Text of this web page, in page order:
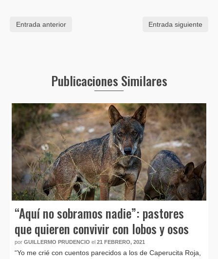
Entrada anterior Entrada siguiente
Publicaciones Similares
“Aquí no sobramos nadie”: pastores
que quieren convivir con lobos y osos
por GUILLERMO PRUDENCIO el 21 FEBRERO, 2021
“Yo me crié con cuentos parecidos a los de Caperucita Roja,